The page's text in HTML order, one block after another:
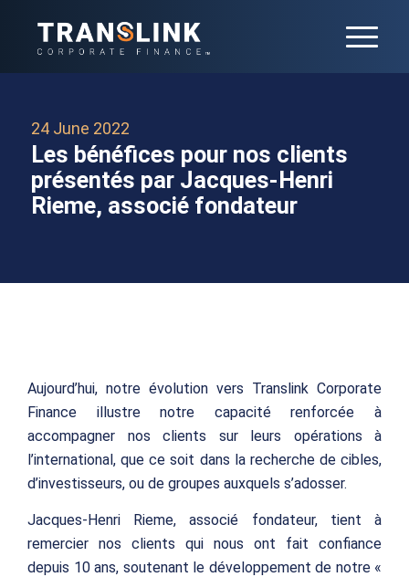
24 June 2022
Les bénéfices pour nos clients
présentés par Jacques-Henri
Rieme, associé fondateur
Aujourd’hui, notre évolution vers Translink Corporate
Finance illustre notre capacité renforcée à
accompagner nos clients sur leurs opérations à
l’international, que ce soit dans la recherche de cibles,
d’investisseurs, ou de groupes auxquels s’adosser.
Jacques-Henri Rieme, associé fondateur, tient à
remercier nos clients qui nous ont fait confiance
depuis 10 ans, soutenant le développement de notre «